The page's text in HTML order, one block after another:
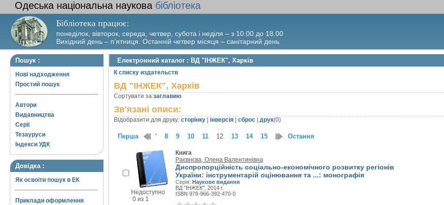
Одеська національна наукова бібліотека
Бібліотека працює:
понеділок, вівторок, середа, четвер, субота і неділя – з 10.00 до 18.00
Вихідний день – п’ятниця. Останній четвер місяця – санітарний день
Пошук :
Нові надходження
Простий пошук
Автори
Видавництва
Серії
Тезауруси
Індекси УДК
Довідка :
Як освоїти пошук в ЕК
Приклади оформлення
Електронний каталог : ВД "ІНЖЕК", Харків
К списку издательств
ВД "ІНЖЕК", Харків
Сортувати за:заглавию
Зв'язані описи:
Відобразити для друку: сторінку інверсія сброс друк(0)
Перша
4 5 6 7 8 9 10 11 12 13 14 15 16 17 18
Остання
Недоступно
0 из 1
Книга
Раєвнєва, Олена Валентинівна
Диспропорційність соціально-економічного розвитку регіонів
України: інструментарій оцінювання та ...: монографія
Серія: Наукове видання
ВД "ІНЖЕК", 2014 г.
ISBN 978-966-392-470-0